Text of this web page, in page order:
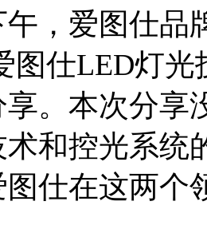
午，爱图仕品
图仕LED灯
。本次分享
和控光系统
仕在这两个